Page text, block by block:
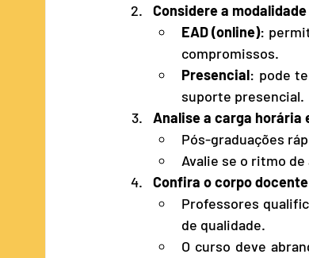
Considere a
EAD (online):
compromissos.
Presencial: pode
suporte presencial.
Analise a carga horária
Pós-graduações
Avalie se o ritmo
Confira o corpo
Professores
de qualidade.
O curso deve